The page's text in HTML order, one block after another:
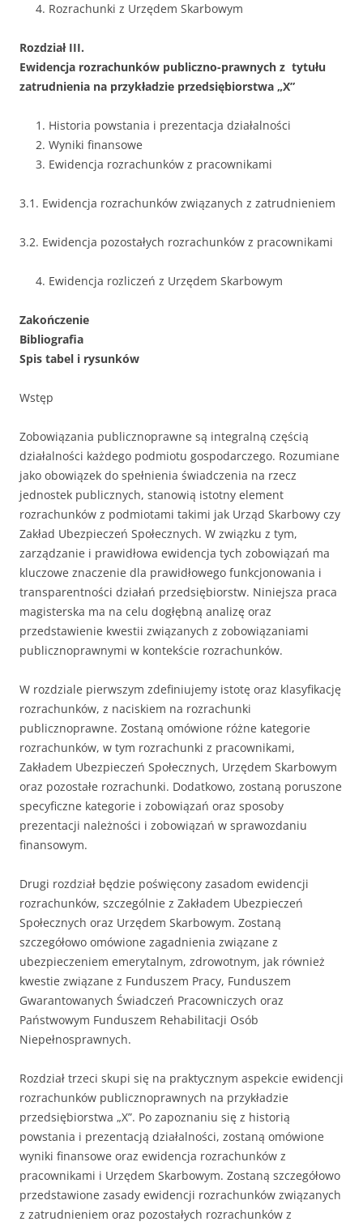
Rozrachunki z Urzędem Skarbowym
Rozdział III.
Ewidencja rozrachunków publiczno-prawnych z tytułu
zatrudnienia na przykładzie przedsiębiorstwa „X”
Historia powstania i prezentacja działalności
Wyniki finansowe
Ewidencja rozrachunków z pracownikami
3.1. Ewidencja rozrachunków związanych z zatrudnieniem
3.2. Ewidencja pozostałych rozrachunków z pracownikami
Ewidencja rozliczeń z Urzędem Skarbowym
Zakończenie
Bibliografia
Spis tabel i rysunków
Wstęp
Zobowiązania publicznoprawne są integralną częścią
działalności każdego podmiotu gospodarczego. Rozumiane
jako obowiązek do spełnienia świadczenia na rzecz
jednostek publicznych, stanowią istotny element
rozrachunków z podmiotami takimi jak Urząd Skarbowy czy
Zakład Ubezpieczeń Społecznych. W związku z tym,
zarządzanie i prawidłowa ewidencja tych zobowiązań ma
kluczowe znaczenie dla prawidłowego funkcjonowania i
transparentności działań przedsiębiorstw. Niniejsza praca
magisterska ma na celu dogłębną analizę oraz
przedstawienie kwestii związanych z zobowiązaniami
publicznoprawnymi w kontekście rozrachunków.
W rozdziale pierwszym zdefiniujemy istotę oraz klasyfikację
rozrachunków, z naciskiem na rozrachunki
publicznoprawne. Zostaną omówione różne kategorie
rozrachunków, w tym rozrachunki z pracownikami,
Zakładem Ubezpieczeń Społecznych, Urzędem Skarbowym
oraz pozostałe rozrachunki. Dodatkowo, zostaną poruszone
specyficzne kategorie i zobowiązań oraz sposoby
prezentacji należności i zobowiązań w sprawozdaniu
finansowym.
Drugi rozdział będzie poświęcony zasadom ewidencji
rozrachunków, szczególnie z Zakładem Ubezpieczeń
Społecznych oraz Urzędem Skarbowym. Zostaną
szczegółowo omówione zagadnienia związane z
ubezpieczeniem emerytalnym, zdrowotnym, jak również
kwestie związane z Funduszem Pracy, Funduszem
Gwarantowanych Świadczeń Pracowniczych oraz
Państwowym Funduszem Rehabilitacji Osób
Niepełnosprawnych.
Rozdział trzeci skupi się na praktycznym aspekcie ewidencji
rozrachunków publicznoprawnych na przykładzie
przedsiębiorstwa „X”. Po zapoznaniu się z historią
powstania i prezentacją działalności, zostaną omówione
wyniki finansowe oraz ewidencja rozrachunków z
pracownikami i Urzędem Skarbowym. Zostaną szczegółowo
przedstawione zasady ewidencji rozrachunków związanych
z zatrudnieniem oraz pozostałych rozrachunków z